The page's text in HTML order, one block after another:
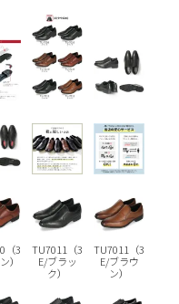
（3
）
TU7011（3
E/ブラッ
ク）
TU7011（3
E/ブラウ
ン）